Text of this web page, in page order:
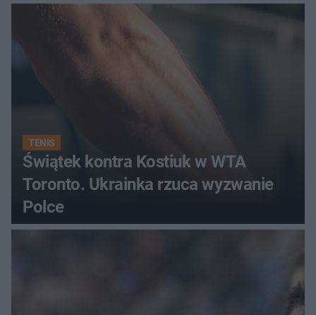
regenerująca
TENIS
Świątek kontra Kostiuk w WTA
Toronto. Ukrainka rzuca wyzwanie
Polce